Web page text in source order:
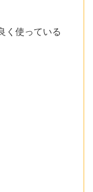
く使っている